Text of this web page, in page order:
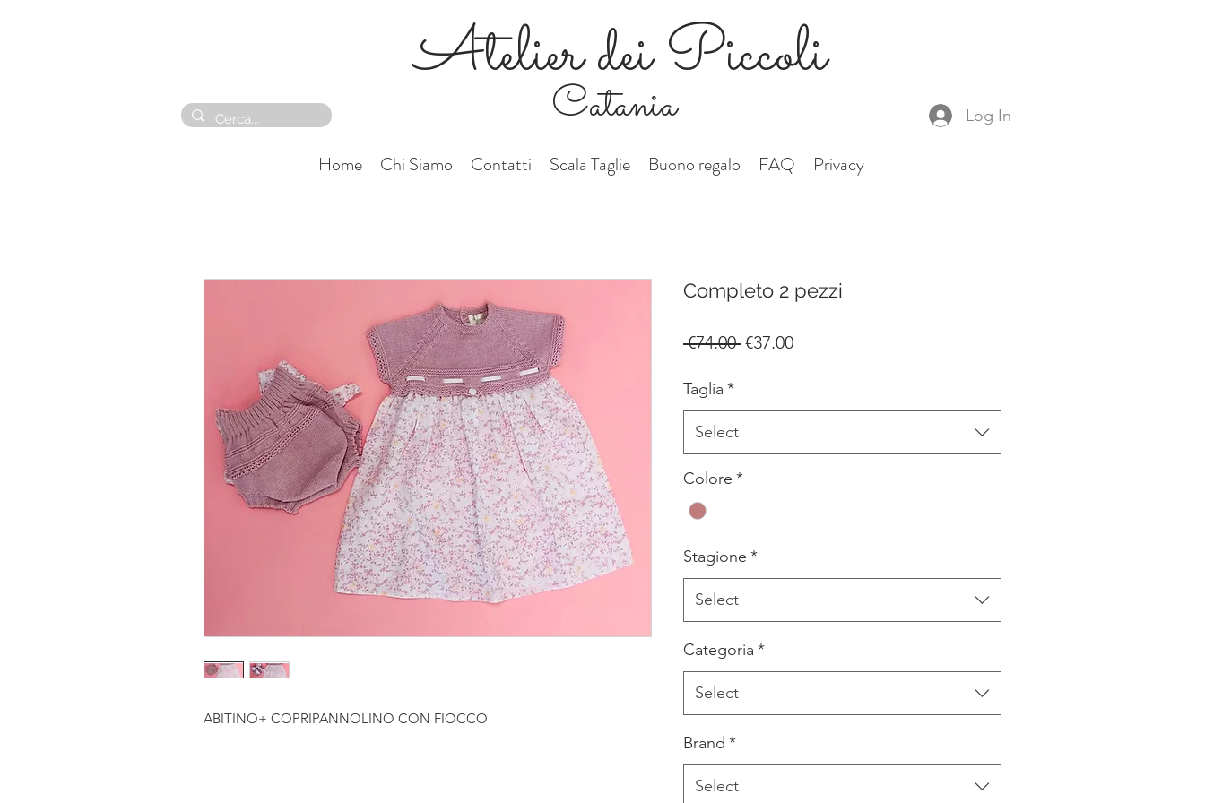
Atelier dei Piccoli
Catania Log In
Home Chi Siamo Contatti Scala Taglie Buono regalo FAQ Privacy
ABITINO+ COPRIPANNOLINO CON FIOCCO
Completo 2 pezzi
€74.00 Regular
€37.00Sale
Taglia *
Select
Colore *
Stagione *
Select
Categoria *
Select
Brand *
Select